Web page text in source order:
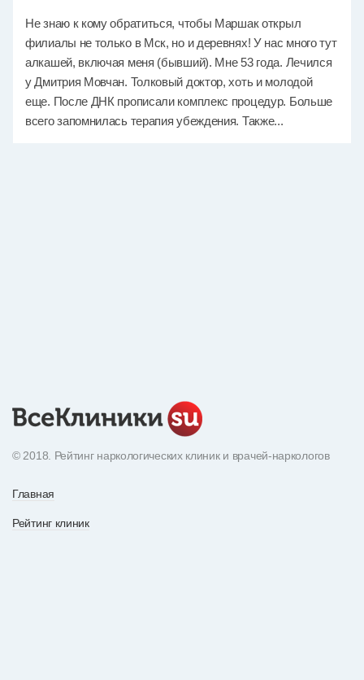
Не знаю к кому обратиться, чтобы Маршак открыл
филиалы не только в Мск, но и деревнях! У нас много тут
алкашей, включая меня (бывший). Мне 53 года. Лечился
у Дмитрия Мовчан. Толковый доктор, хоть и молодой
еще. После ДНК прописали комплекс процедур. Больше
всего запомнилась терапия убеждения. Также...
© 2018. Рейтинг наркологических клиник и врачей-наркологов
Главная
Рейтинг клиник